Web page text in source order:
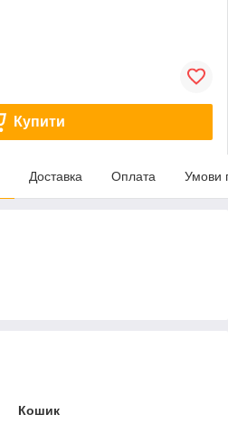
Купити
Доставка Оплата Умови
Кошик